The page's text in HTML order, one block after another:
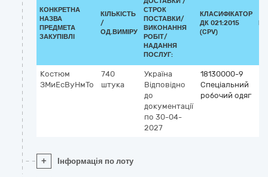
КОНКРЕТНА
НАЗВА
ПРЕДМЕТА
ЗАКУПІВЛІ
КІЛЬКІСТЬ
/
ОД.ВИМІРУ
СТРОК
ПОСТАВКИ/
ВИКОНАННЯ
РОБІТ/
НАДАННЯ
ПОСЛУГ:
КЛАСИФІКАТОР
ДК 021:2015
(CPV)
Костюм
ЗМиЕсВуНмТо
740
штука
Україна
Відповідно
до
документації
по 30-04-
2027
18130000-9
Спеціальний
робочий одяг
+ Інформація по лоту